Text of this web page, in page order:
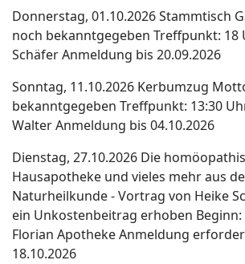
Donnerstag, 01.10.2026Stammtisch
noch bekanntgegeben Treffpunkt: 18
SchäferAnmeldung bis 20.09.2026
Sonntag, 11.10.2026 Kerbumzug
bekanntgegeben Treffpunkt: 13:30
WalterAnmeldung bis 04.10.2026
Dienstag, 27.10.2026 Die
Hausapotheke und vieles mehr aus
Naturheilkunde -Vortrag von Heike
ein Unkostenbeitrag erhoben
Florian ApothekeAnmeldung
18.10.2026